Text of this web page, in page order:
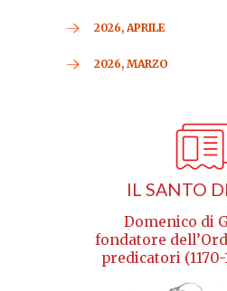
2026, APRILE
2026, MARZO
IL SANTO
Domenico di
fondatore
predicatori (1170-